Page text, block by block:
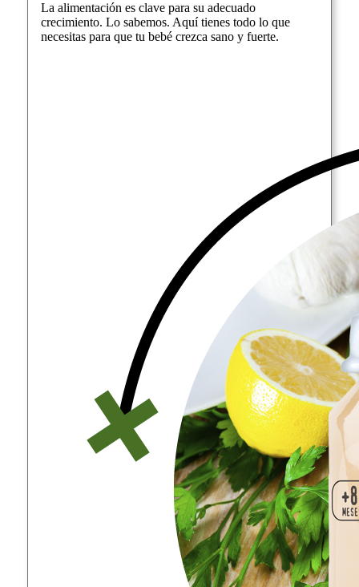
La alimentación es clave para su adecuado
crecimiento. Lo sabemos. Aquí tienes todo lo que
necesitas para que tu bebé crezca sano y fuerte.